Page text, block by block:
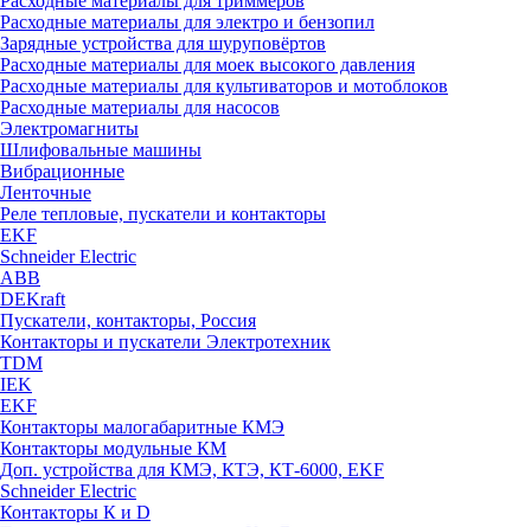
Расходные материалы для электро и бензопил
Зарядные устройства для шуруповёртов
Расходные материалы для моек высокого давления
Расходные материалы для культиваторов и мотоблоков
Расходные материалы для насосов
Электромагниты
Шлифовальные машины
Вибрационные
Ленточные
Реле тепловые, пускатели и контакторы
EKF
Schneider Electric
ABB
DEKraft
Пускатели, контакторы, Россия
Контакторы и пускатели Электротехник
TDM
IEK
EKF
Контакторы малогабаритные КМЭ
Контакторы модульные КМ
Доп. устройства для КМЭ, КТЭ, КТ-6000, EKF
Schneider Electric
Контакторы К и D